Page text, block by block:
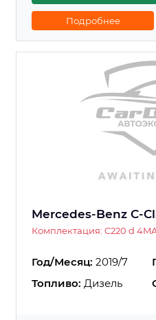
Подробнее
Mercedes-Benz C-
Комплектация: C220 d
Год/Месяц: 2019/7
Топливо: Дизель